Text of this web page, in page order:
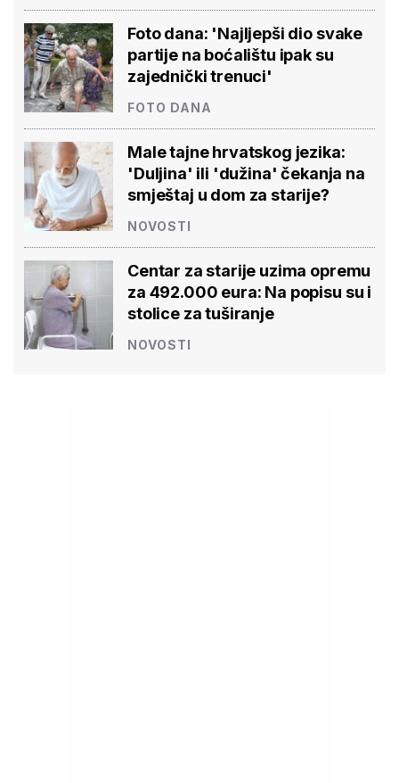
Foto dana: 'Najljepši dio svake
partije na boćalištu ipak su
zajednički trenuci'
FOTO DANA
Male tajne hrvatskog jezika:
'Duljina' ili 'dužina' čekanja na
smještaj u dom za starije?
NOVOSTI
Centar za starije uzima opremu
za 492.000 eura: Na popisu su i
stolice za tuširanje
NOVOSTI